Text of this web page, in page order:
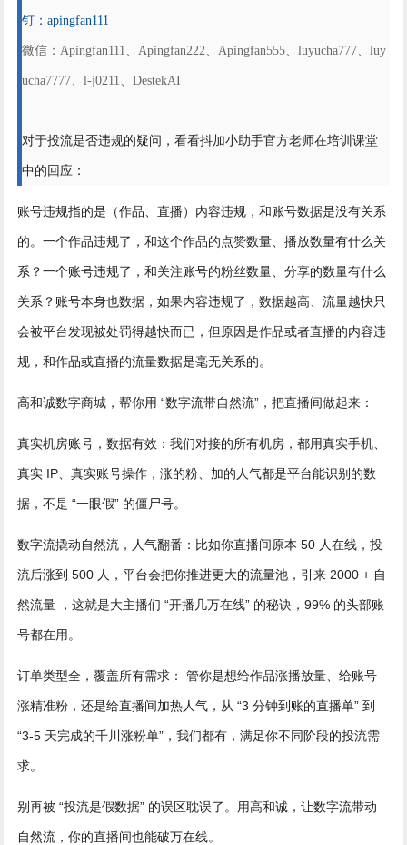
钉：apingfan111
微信：Apingfan111、Apingfan222、Apingfan555、luyucha777、luy
ucha7777、l-j0211、DestekAI
对于投流是否违规的疑问，看看抖加小助手官方老师在培训课堂
中的回应：
账号违规指的是（作品、直播）内容违规，和账号数据是没有关系
的。一个作品违规了，和这个作品的点赞数量、播放数量有什么关
系？一个账号违规了，和关注账号的粉丝数量、分享的数量有什么
关系？账号本身也数据，如果内容违规了，数据越高、流量越快只
会被平台发现被处罚得越快而已，但原因是作品或者直播的内容违
规，和作品或直播的流量数据是毫无关系的。
高和诚数字商城，帮你用 “数字流带自然流”，把直播间做起来：
真实机房账号，数据有效：我们对接的所有机房，都用真实手机、
真实 IP、真实账号操作，涨的粉、加的人气都是平台能识别的数
据，不是 “一眼假” 的僵尸号。
数字流撬动自然流，人气翻番：比如你直播间原本 50 人在线，投
流后涨到 500 人，平台会把你推进更大的流量池，引来 2000 + 自
然流量 ，这就是大主播们 “开播几万在线” 的秘诀，99% 的头部账
号都在用。
订单类型全，覆盖所有需求： 管你是想给作品涨播放量、给账号
涨精准粉，还是给直播间加热人气，从 “3 分钟到账的直播单” 到
“3-5 天完成的千川涨粉单”，我们都有，满足你不同阶段的投流需
求。
别再被 “投流是假数据” 的误区耽误了。用高和诚，让数字流带动
自然流，你的直播间也能破万在线。